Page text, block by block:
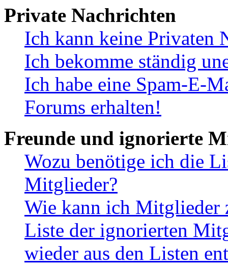
Private Nachrichten
Ich kann keine Privaten
Ich bekomme ständig
Ich habe eine Spam-E-
Forums erhalten!
Freunde und ignorierte
Wozu benötige ich die
Mitglieder?
Wie kann ich Mitglieder
Liste der ignorierten
wieder aus den Listen